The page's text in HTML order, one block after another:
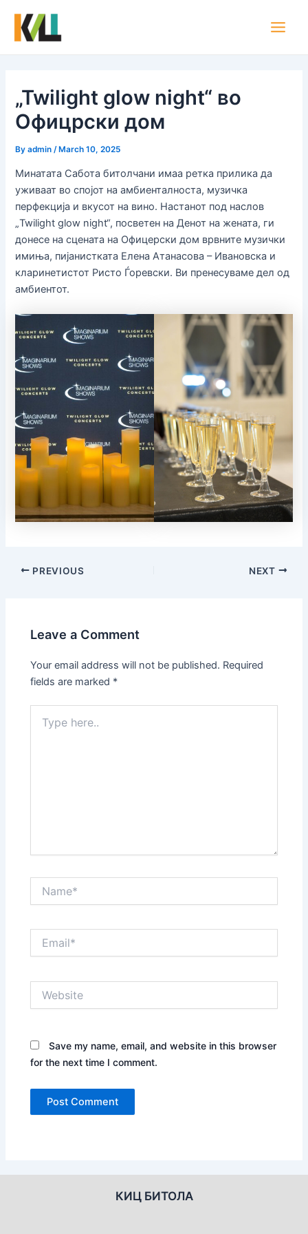
content
„Twilight glow night“ во
Офицрски дом
Byadmin /March 10, 2025
Минатата Сабота битолчани имаа ретка прилика да
уживаат во спојот на амбиенталноста, музичка
перфекција и вкусот на вино. Настанот под наслов
„Twilight glow night“, посветен на Денот на жената, ги
донесе на сцената на Офицерски дом врвните музички
имиња, пијанистката Елена Атанасова – Ивановска и
кларинетистот Ристо Ѓоревски. Ви пренесуваме дел од
амбиентот.
navigation
PREVIOUS NEXT
Leave a Comment
Your email address will not be published. Required
fields are marked *
here..
Save my name, email, and website in this browser
for the next time I comment.
КИЦ БИТОЛА